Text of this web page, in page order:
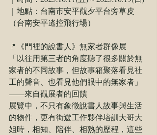
｜地點：台南市安平觀夕平台旁草皮
（台南安平遙控飛行場）
🚩《門裡的說書人》無家者群像展
「以往用第三者的角度聽了很多關於無
家者的不同故事，但故事箱聚落看見社
工的聲音、也看見他們眼中的無家者」
——來自觀展者的回饋
展覽中，不只有象徵說書人故事與生活
的物件，更有街遊工作夥伴培訓大哥大
姐時，相知、陪伴、相熟的歷程，這些